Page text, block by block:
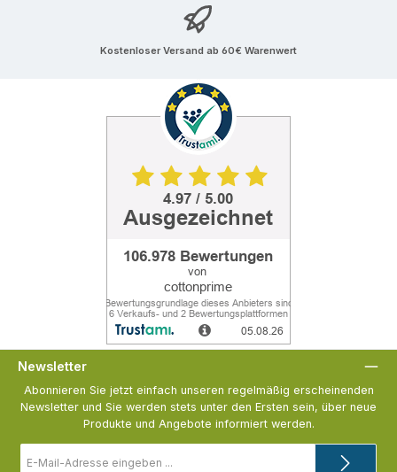
Kostenloser Versand ab 60€ Warenwert
Newsletter
Abonnieren Sie jetzt einfach unseren regelmäßig erscheinenden
Newsletter und Sie werden stets unter den Ersten sein, über neue
Produkte und Angebote informiert werden.
Mail-